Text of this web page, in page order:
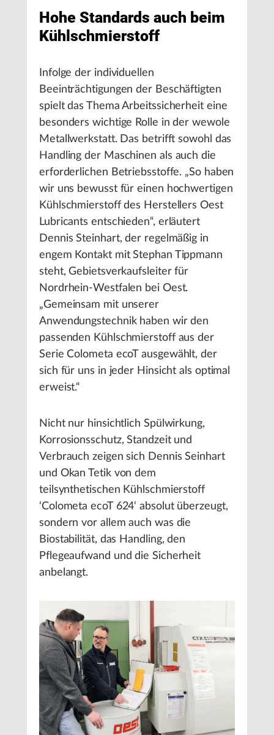
Hohe Standards auch beim
Kühlschmierstoff
Infolge der individuellen
Beeinträchtigungen der Beschäftigten
spielt das Thema Arbeitssicherheit eine
besonders wichtige Rolle in der wewole
Metallwerkstatt. Das betrifft sowohl das
Handling der Maschinen als auch die
erforderlichen Betriebsstoffe. „So haben
wir uns bewusst für einen hochwertigen
Kühlschmierstoff des Herstellers Oest
Lubricants entschieden“, erläutert
Dennis Steinhart, der regelmäßig in
engem Kontakt mit Stephan Tippmann
steht, Gebietsverkaufsleiter für
Nordrhein-Westfalen bei Oest.
„Gemeinsam mit unserer
Anwendungstechnik haben wir den
passenden Kühlschmierstoff aus der
Serie Colometa ecoT ausgewählt, der
sich für uns in jeder Hinsicht als optimal
erweist.“
Nicht nur hinsichtlich Spülwirkung,
Korrosionsschutz, Standzeit und
Verbrauch zeigen sich Dennis Seinhart
und Okan Tetik von dem
teilsynthetischen Kühlschmierstoff
‘Colometa ecoT 624‘ absolut überzeugt,
sondern vor allem auch was die
Biostabilität, das Handling, den
Pflegeaufwand und die Sicherheit
anbelangt.